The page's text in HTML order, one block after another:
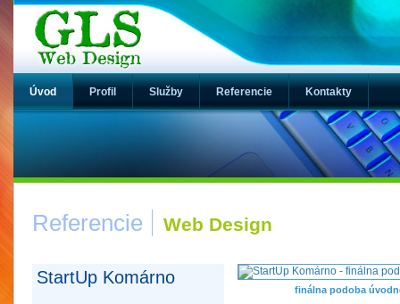
Úvod Profil Služby Referencie Kontakty
Referencie Web Design
StartUp Komárno
finálna podoba